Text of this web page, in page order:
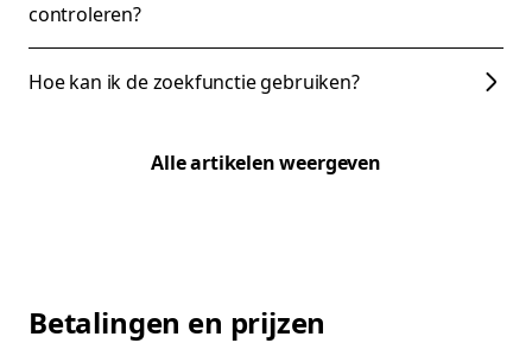
controleren?
Hoe kan ik de zoekfunctie gebruiken?
Alle artikelen weergeven
Betalingen en prijzen